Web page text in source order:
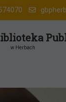
w Herbach